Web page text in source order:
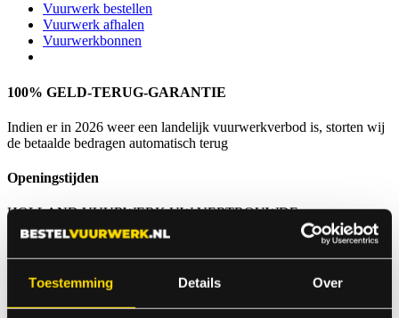
Toestemming Details Over
Vuurwerk bestellen
Vuurwerk afhalen
Vuurwerkbonnen
100% GELD-TERUG-GARANTIE
Indien er in 2026 weer een landelijk vuurwerkverbod is, storten wij
de betaalde bedragen automatisch terug
Openingstijden
HOLLAND VUURWERK UW VERTROUWDE
VUURWERKADRES
OPENINGSTIJDEN WINKEL; VERKOOP EN AFHAAL 2025:
29 DECEMBER VAN 9.00 TOT 20.00 UUR
30 DECEMBER VAN 9.00 TOT 20.00 UUR
31 DECEMBER VAN 9.00 TOT 17.00 UUR